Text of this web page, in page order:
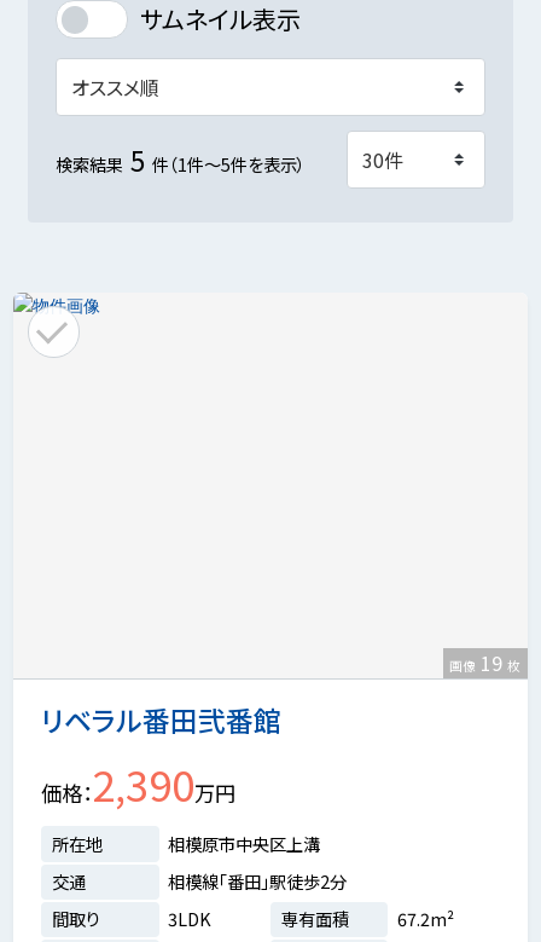
サムネイル表示
検索結果 5 件（1件～5件を表示）
リベラル番田弐番館
画像 19 枚
価格 2,390万円
所在地
相模原市中央区上溝
交通
相模線「番田」駅徒歩2分
間取り
3LDK 専有面積
67.2m²